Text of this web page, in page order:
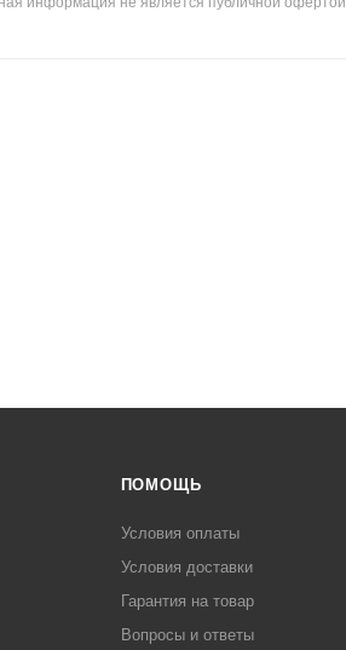
ПОМОЩЬ
Условия оплаты
Условия доставки
Гарантия на товар
Вопросы и ответы